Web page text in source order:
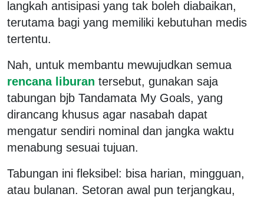
langkah antisipasi yang tak boleh diabaikan,
terutama bagi yang memiliki kebutuhan medis
tertentu.
Nah, untuk membantu mewujudkan semua
rencana liburan tersebut, gunakan saja
tabungan bjb Tandamata My Goals, yang
dirancang khusus agar nasabah dapat
mengatur sendiri nominal dan jangka waktu
menabung sesuai tujuan.
Tabungan ini fleksibel: bisa harian, mingguan,
atau bulanan. Setoran awal pun terjangkau,